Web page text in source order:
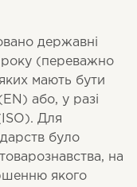
державні
року (переважно
мають бути
або, у разі
Для
було
на
якого